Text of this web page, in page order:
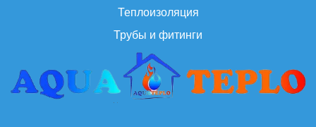
Теплоизоляция
Трубы и фитинги